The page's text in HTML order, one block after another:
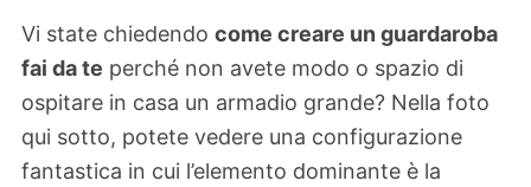
Vi state chiedendo come creare un guardaroba
fai da te perché non avete modo o spazio di
ospitare in casa un armadio grande? Nella foto
qui sotto, potete vedere una configurazione
fantastica in cui l’elemento dominante è la